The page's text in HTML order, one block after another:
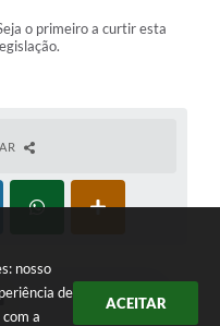
nosso
de
a
ACEITAR
o primeiro a curtir esta